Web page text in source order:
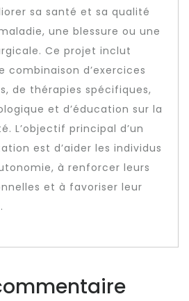
sa santé et sa qualité
une blessure ou une
Ce projet inclut
combinaison d’exercices
de thérapies spécifiques,
et d’éducation sur la
L’objectif principal d’un
est d’aider les individus
à renforcer leurs
et à favoriser leur